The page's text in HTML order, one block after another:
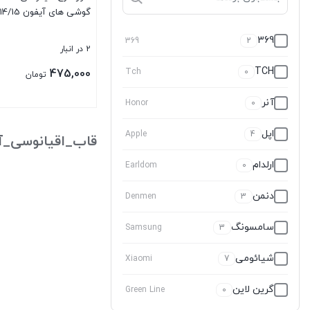
369
2
369
TCH
0
Tch
آنر 0
Honor
اپل 4
Apple
ارلدام 0
Earldom
دنمن 3
Denmen
سامسونگ 3
Samsung
شیائومی 7
Xiaomi
گرین لاین 0
Green Line
گوشی های آیفون 13/14/15
2 در انبار
475,000 تومان